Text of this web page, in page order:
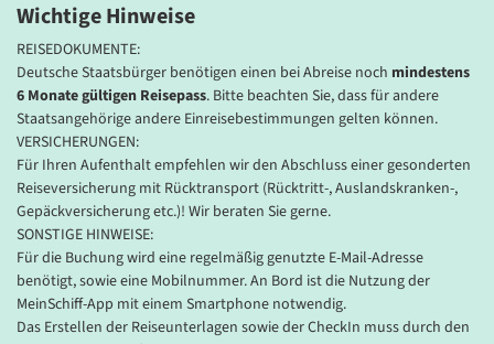
Madeira
©Balate Dorin - stock.adobe.com
Fischhaus GOSCH Sylt bietet dem Fischliebhaber Spezialitäten aus
dem Meer. Eine große Genussvielfalt und über 100 Markengetränke
in den meisten allen Bars Restaurants sind im Reisepreis
inbegriffen.
ENTERTAINMENT
Das abwechselungsreiche Entertainment Programm wird Sie
begeistern. Dabei reicht das Angebot von Comedy über Kabarett
bis hin zu internationalen Sängern und trifft so jeden Geschmack.
Im Klanghaus, der ersten Philharmonie auf See, können Sie
vielfältigen Musikvorträgen lauschen oder andere künstlerische
Darbietungen bewundern.
WELLNESS
Wichtige Hinweise
REISEDOKUMENTE:
Deutsche Staatsbürger benötigen einen bei Abreise noch mindestens
6 Monate gültigen Reisepass. Bitte beachten Sie, dass für andere
Staatsangehörige andere Einreisebestimmungen gelten können.
VERSICHERUNGEN:
Für Ihren Aufenthalt empfehlen wir den Abschluss einer gesonderten
Reiseversicherung mit Rücktransport (Rücktritt-, Auslandskranken-,
Gepäckversicherung etc.)! Wir beraten Sie gerne.
SONSTIGE HINWEISE:
Für die Buchung wird eine regelmäßig genutzte E-Mail-Adresse
benötigt, sowie eine Mobilnummer. An Bord ist die Nutzung der
MeinSchiff-App mit einem Smartphone notwendig.
Das Erstellen der Reiseunterlagen sowie der CheckIn muss durch den